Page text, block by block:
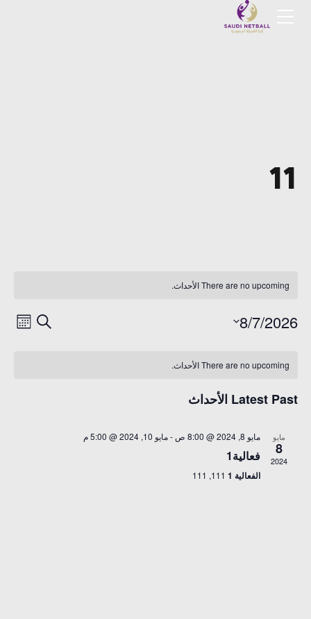
11
There are no upcoming الأحداث.
بحث
Month 8/7/2026
الأحداث
There are no upcoming الأحداث.
Latest Past الأحداث
مايو
8
2024
مايو 8, 2024 @ 8:00 ص -مايو 10, 2024 @ 5:00 م
فعالية1
الفعالية 1 111, 111